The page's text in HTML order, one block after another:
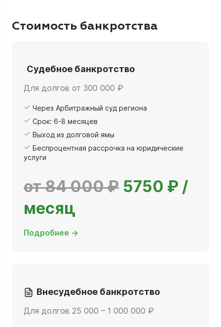
Стоимость банкротства
Судебное банкротство
Для долгов от 300 000 ₽
Через Арбитражный суд региона
Срок: 6-8 месяцев
Выход из долговой ямы
Беспроцентная рассрочка на юридические
услуги
от 84 000 ₽ 5750 ₽ /
месяц
Подробнее →
Внесудебное банкротство
Для долгов 25 000 – 1 000 000 ₽